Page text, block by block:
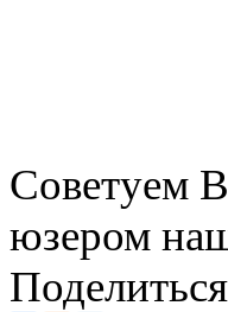
Советуем
юзером
Поделиться